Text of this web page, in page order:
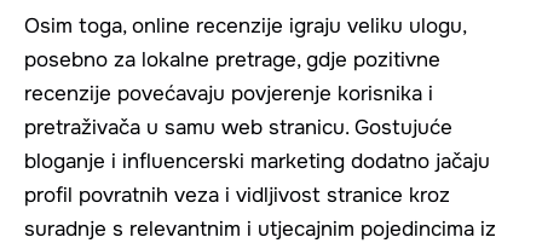
Osim toga, online recenzije igraju veliku ulogu,
posebno za lokalne pretrage, gdje pozitivne
recenzije povećavaju povjerenje korisnika i
pretraživača u samu web stranicu. Gostujuće
bloganje i influencerski marketing dodatno jačaju
profil povratnih veza i vidljivost stranice kroz
suradnje s relevantnim i utjecajnim pojedincima iz